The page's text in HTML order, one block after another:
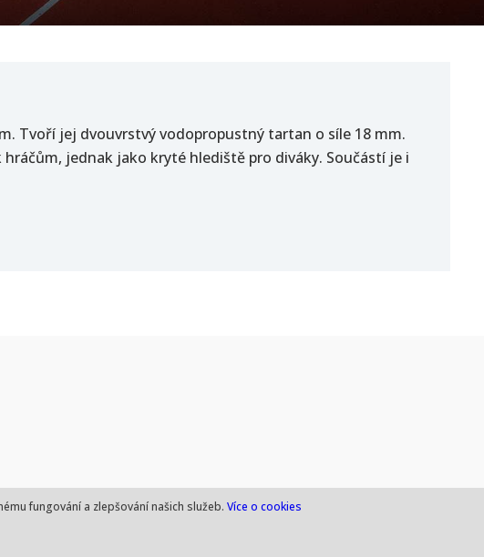
Tvoří jej dvouvrstvý vodopropustný tartan o síle 18 mm.
jednak jako kryté hlediště pro diváky. Součástí je i
fungování a zlepšování našich služeb. Více o cookies